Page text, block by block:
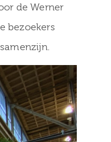
de Werner
bezoekers